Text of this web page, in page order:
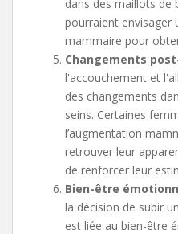
dans des maillots de
pourraient envisager
mammaire pour
Changements
l'accouchement et
des changements
seins. Certaines
l’augmentation
retrouver leur
de renforcer leur
Bien-être
la décision de subir
est liée au bien-être